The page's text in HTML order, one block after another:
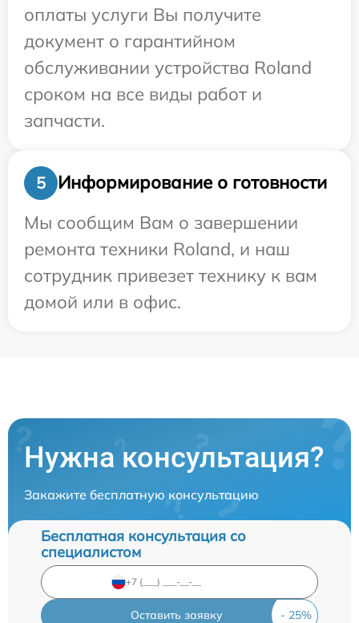
оплаты услуги Вы получите
документ о гарантийном
обслуживании устройства Roland
сроком на все виды работ и
запчасти.
5
Информирование о готовности
Мы сообщим Вам о завершении
ремонта техники Roland, и наш
сотрудник привезет технику к вам
домой или в офис.
Нужна консультация?
Закажите бесплатную консультацию
Бесплатная консультация со
специалистом
Оставить заявку